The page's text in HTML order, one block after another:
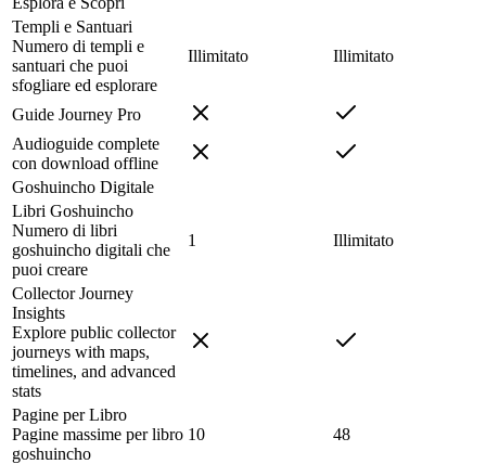
Templi e Santuari
Numero di templi e
santuari che puoi
sfogliare ed esplorare
Illimitato Illimitato
Guide Journey Pro
Audioguide complete
con download offline
Goshuincho Digitale
Libri Goshuincho
Numero di libri
goshuincho digitali che
puoi creare
1 Illimitato
Collector Journey
Insights
Explore public collector
journeys with maps,
timelines, and advanced
stats
Pagine per Libro
Pagine massime per libro
goshuincho
10 48